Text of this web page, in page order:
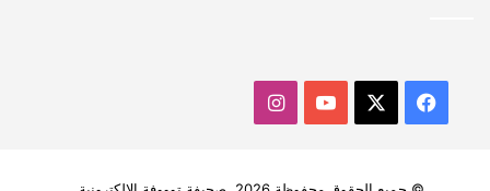
فيسبوك ‫YouTubeانستقرام